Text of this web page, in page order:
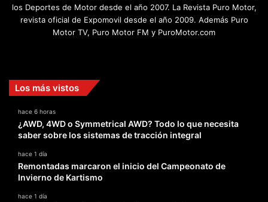
los Deportes de Motor desde el año 2007. La Revista Puro Motor,
revista oficial de Expomovil desde el año 2009. Además Puro
Motor TV, Puro Motor FM y PuroMotor.com
Los más vistos
hace 6 horas
¿AWD, 4WD o Symmetrical AWD? Todo lo que necesita
saber sobre los sistemas de tracción integral
hace 1 día
Remontadas marcaron el inicio del Campeonato de
Invierno de Kartismo
hace 1 día